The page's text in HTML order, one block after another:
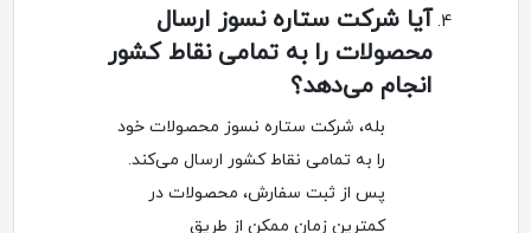
آیا شرکت ستاره نسوز ارسال
محصولات را به تمامی نقاط کشور
انجام می‌دهد؟
بله، شرکت ستاره نسوز محصولات خود
را به تمامی نقاط کشور ارسال می‌کند.
پس از ثبت سفارش، محصولات در
کمترین زمان ممکن از طریق